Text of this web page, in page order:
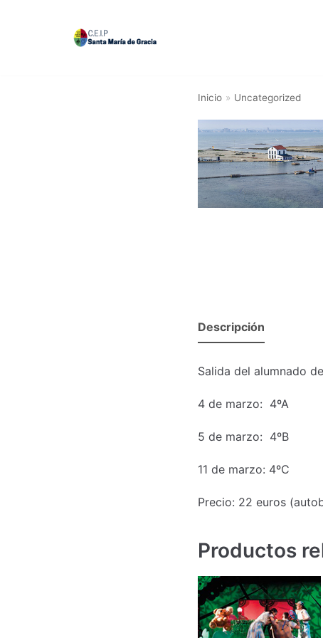
Inicio » Uncategorized
Descripción
Salida del alumnado
4 de marzo: 4ºA
5 de marzo: 4ºB
11 de marzo: 4ºC
Precio: 22 euros
Productos